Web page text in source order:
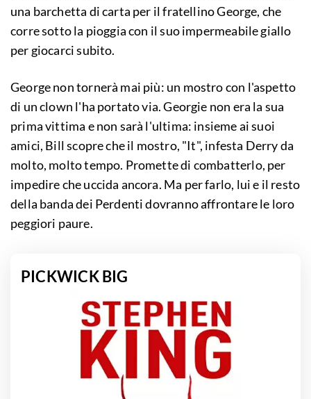
una barchetta di carta per il fratellino George, che
corre sotto la pioggia con il suo impermeabile giallo
per giocarci subito.
George non tornerà mai più: un mostro con l'aspetto
di un clown l'ha portato via. Georgie non era la sua
prima vittima e non sarà l'ultima: insieme ai suoi
amici, Bill scopre che il mostro, "It", infesta Derry da
molto, molto tempo. Promette di combatterlo, per
impedire che uccida ancora. Ma per farlo, lui e il resto
della banda dei Perdenti dovranno affrontare le loro
peggiori paure.
PICKWICK BIG